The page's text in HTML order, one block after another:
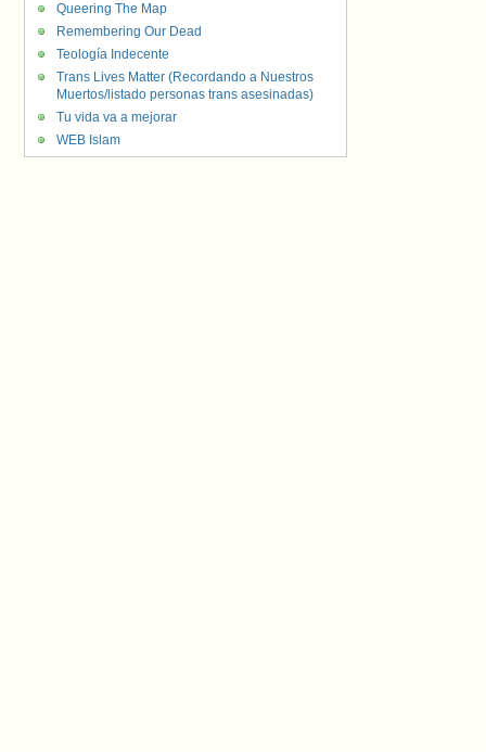
Queering The Map
Remembering Our Dead
Teología Indecente
Trans Lives Matter (Recordando a Nuestros
Muertos/listado personas trans asesinadas)
Tu vida va a mejorar
WEB Islam